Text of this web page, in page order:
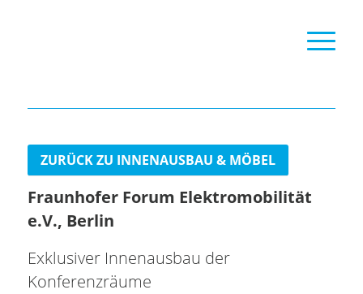
ZURÜCK ZU INNENAUSBAU & MÖBEL
Fraunhofer Forum Elektromobilität
e.V., Berlin
Exklusiver Innenausbau der
Konferenzräume